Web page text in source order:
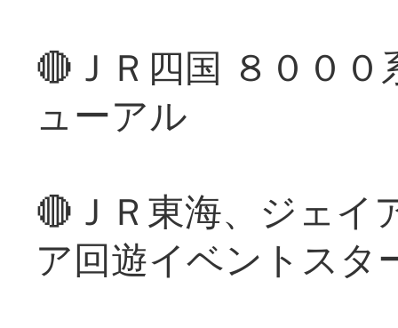
🔴ＪＲ四国 ８００
ューアル
🔴ＪＲ東海、ジェイ
ア回遊イベントスタ